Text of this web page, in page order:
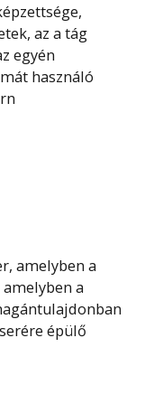
az a tág
egyén
használó
amelyben a
a
épülő